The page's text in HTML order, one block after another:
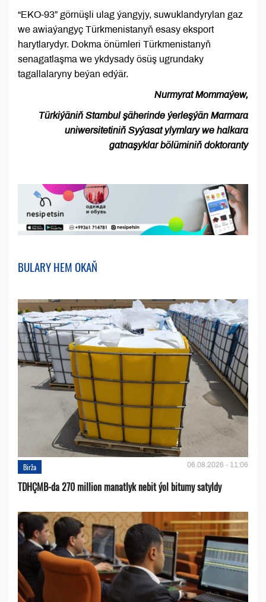
“EKO-93” görnüşli ulag ýangyjy, suwuklandyrylan gaz
we awiaýangyç Türkmenistanyň esasy eksport
harytlarydyr. Dokma önümleri Türkmenistanyň
senagatlaşma we ykdysady ösüş ugrundaky
tagallalaryny beýan edýär.
Nurmyrat Mommaýew,
Türkiýäniň Stambul şäherinde ýerleşýän Marmara
uniwersitetiniň Syýasat ylymlary we halkara
gatnaşyklar bölüminiň doktoranty
BULARY HEM OKAŇ
Birža 06.08.2026 - 11:06
TDHÇMB-da 270 million manatlyk nebit ýol bitumy satyldy